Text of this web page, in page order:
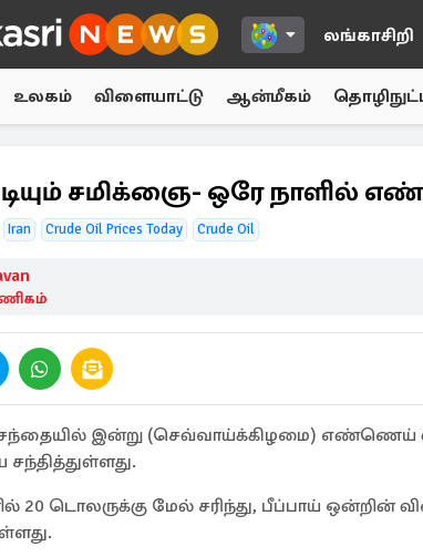
லங்காசிறி
உலகம் விளையாட்டு ஆன்மீகம்
சமிக்ஞை- ஒரே நாளில்
Iran Crude Oil Prices Today Crude Oil
இன்று (செவ்வாய்க்கிழமை) எண்ணெய்
20 டொலருக்கு மேல் சரிந்து, பீப்பாய் ஒன்றின்